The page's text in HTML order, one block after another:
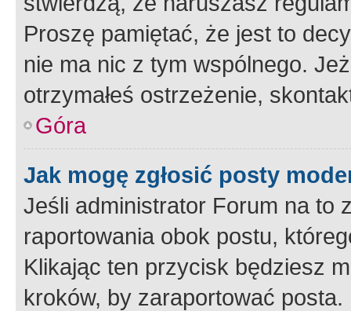
Proszę pamiętać, że jest to
nie ma nic z tym wspólnego.
otrzymałeś ostrzeżenie,
Góra
Jak mogę zgłosić posty
Jeśli administrator Forum na to
raportowania obok postu,
Klikając ten przycisk będziesz
kroków, by zaraportować posta.